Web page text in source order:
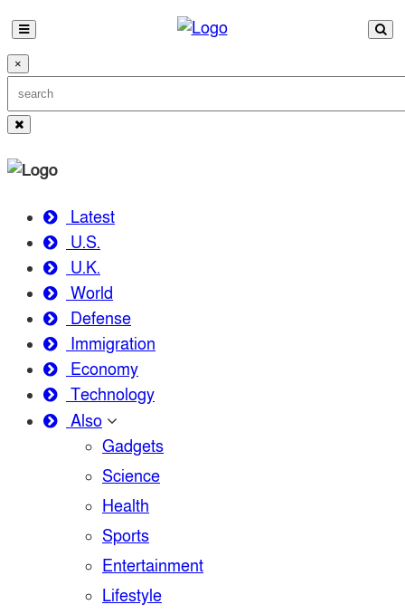
×
Latest
U.S.
U.K.
World
Defense
Immigration
Economy
Technology
Also
Gadgets
Science
Health
Sports
Entertainment
Lifestyle